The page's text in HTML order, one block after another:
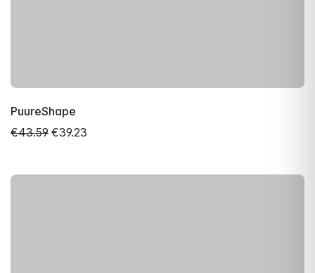
PuureShape
€43.59 €39.23